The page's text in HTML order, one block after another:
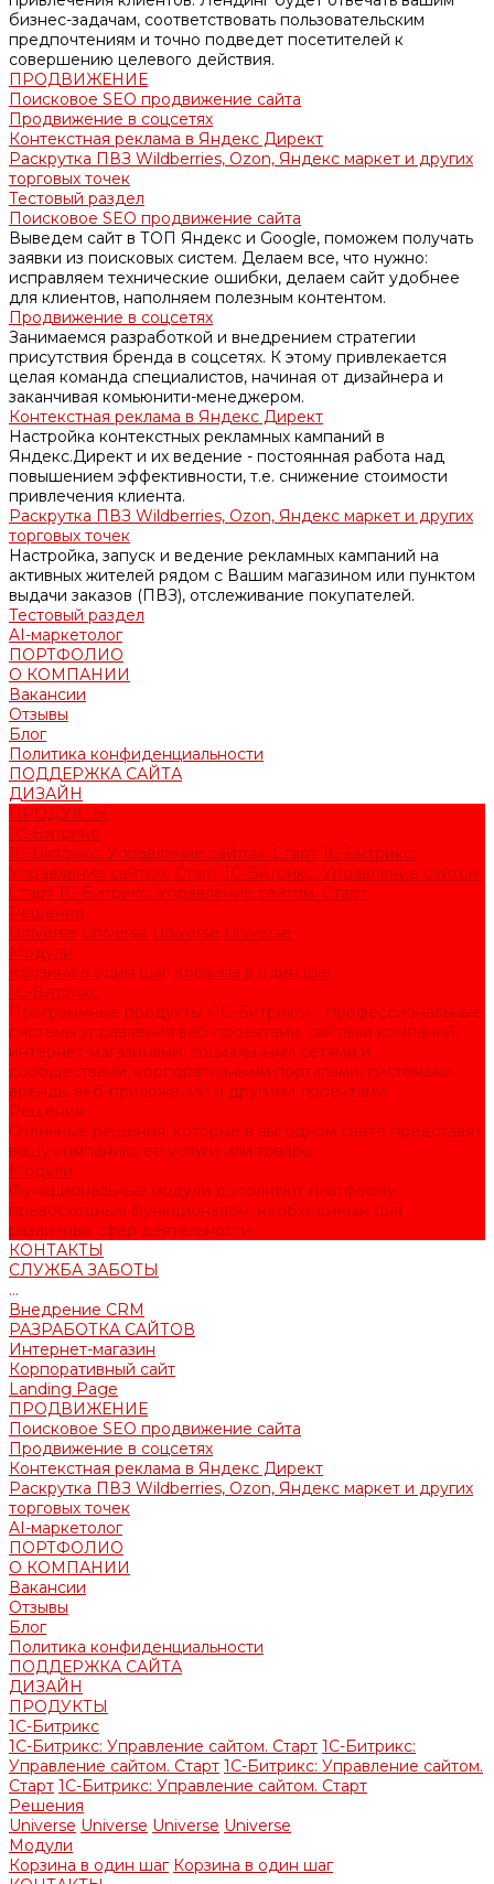
бизнес-задачам, соответствовать пользовательским
предпочтениям и точно подведет посетителей к
совершению целевого действия.
ПРОДВИЖЕНИЕ
Поисковое SEO продвижение сайта
Продвижение в соцсетях
Контекстная реклама в Яндекс Директ
Раскрутка ПВЗ Wildberries, Ozon, Яндекс маркет и других
торговых точек
Тестовый раздел
Поисковое SEO продвижение сайта
Выведем сайт в ТОП Яндекс и Google, поможем получать
заявки из поисковых систем. Делаем все, что нужно:
исправляем технические ошибки, делаем сайт удобнее
для клиентов, наполняем полезным контентом.
Продвижение в соцсетях
Занимаемся разработкой и внедрением стратегии
присутствия бренда в соцсетях. К этому привлекается
целая команда специалистов, начиная от дизайнера и
заканчивая комьюнити-менеджером.
Контекстная реклама в Яндекс Директ
Настройка контекстных рекламных кампаний в
Яндекс.Директ и их ведение - постоянная работа над
повышением эффективности, т.е. снижение стоимости
привлечения клиента.
Раскрутка ПВЗ Wildberries, Ozon, Яндекс маркет и других
торговых точек
Настройка, запуск и ведение рекламных кампаний на
активных жителей рядом с Вашим магазином или пунктом
выдачи заказов (ПВЗ), отслеживание покупателей.
Тестовый раздел
AI-маркетолог
ПОРТФОЛИО
О КОМПАНИИ
Вакансии
Отзывы
Блог
Политика конфиденциальности
ПОДДЕРЖКА САЙТА
ДИЗАЙН
ПРОДУКТЫ
1С-Битрикс
1С-Битрикс: Управление сайтом. Старт 1С-Битрикс:
Управление сайтом. Старт 1С-Битрикс: Управление сайтом.
Старт 1С-Битрикс: Управление сайтом. Старт
Решения
Universe Universe Universe Universe
Модули
Корзина в один шаг Корзина в один шаг
1С-Битрикс
Программные продукты «1С-Битрикс» - профессиональные
системы управления веб-проектами: сайтами компаний,
интернет-магазинами, социальными сетями и
сообществами, корпоративными порталами, системами
аренды веб-приложений и другими проектами.
Решения
Отличные решения, которые в выгодном свете представят
вашу компанию, ее услуги или товары
Модули
Функциональные модули дополняют платформу
превосходным функционалом, необходимым для
различных сфер деятельности.
КОНТАКТЫ
СЛУЖБА ЗАБОТЫ
...
Внедрение CRM
РАЗРАБОТКА САЙТОВ
Интернет-магазин
Корпоративный сайт
Landing Page
ПРОДВИЖЕНИЕ
Поисковое SEO продвижение сайта
Продвижение в соцсетях
Контекстная реклама в Яндекс Директ
Раскрутка ПВЗ Wildberries, Ozon, Яндекс маркет и других
торговых точек
AI-маркетолог
ПОРТФОЛИО
О КОМПАНИИ
Вакансии
Отзывы
Блог
Политика конфиденциальности
ПОДДЕРЖКА САЙТА
ДИЗАЙН
ПРОДУКТЫ
1С-Битрикс
1С-Битрикс: Управление сайтом. Старт 1С-Битрикс:
Управление сайтом. Старт 1С-Битрикс: Управление сайтом.
Старт 1С-Битрикс: Управление сайтом. Старт
Решения
Universe Universe Universe Universe
Модули
Корзина в один шаг Корзина в один шаг